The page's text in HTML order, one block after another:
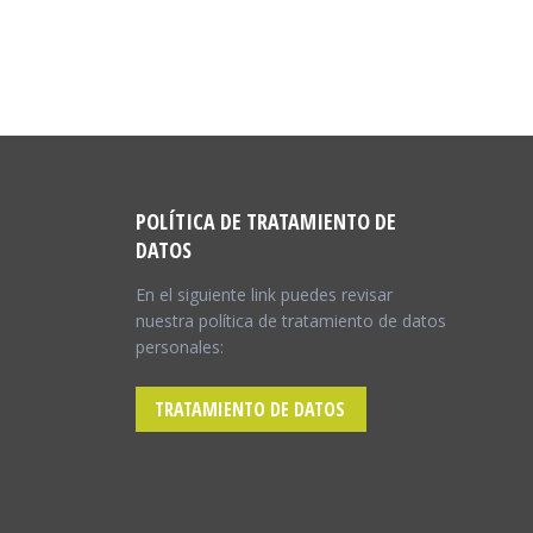
POLÍTICA DE TRATAMIENTO DE
DATOS
En el siguiente link puedes revisar
nuestra política de tratamiento de datos
personales:
TRATAMIENTO DE DATOS